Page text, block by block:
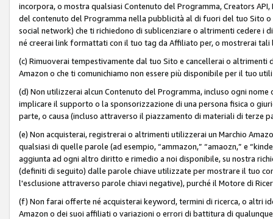
incorpora, o mostra qualsiasi Contenuto del Programma, Creators
del contenuto del Programma nella pubblicità al di fuori del tuo Sito
social network) che ti richiedono di sublicenziare o altrimenti cedere i
né creerai link formattati con il tuo tag da Affiliato per, o mostrerai tali
(c) Rimuoverai tempestivamente dal tuo Sito e cancellerai o
Amazon o che ti comunichiamo non essere più disponibile per il tuo
(d) Non utilizzerai alcun Contenuto del Programma, incluso ogni
implicare il supporto o la sponsorizzazione di una persona fisica o
parte, o causa (incluso attraverso il piazzamento di materiali di terze
(e) Non acquisterai, registrerai o altrimenti utilizzerai un Marchio
qualsiasi di quelle parole (ad esempio, “ammazon,” “amaozn,” e
aggiunta ad ogni altro diritto e rimedio a noi disponibile, su nostra
(definiti di seguito) dalle parole chiave utilizzate per mostrare il tuo
l'esclusione attraverso parole chiavi negative), purché il Motore di
(f) Non farai offerte né acquisterai keyword, termini di ricerca, o altri
Amazon o dei suoi affiliati o variazioni o errori di battitura di